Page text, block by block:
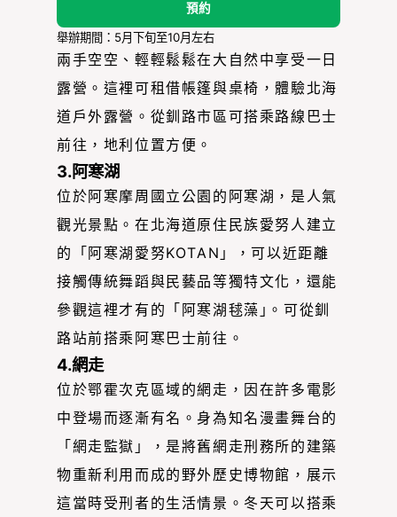
預約
舉辦期間：5月下旬至10月左右
兩手空空、輕輕鬆鬆在大自然中享受一日
露營。這裡可租借帳篷與桌椅，體驗北海
道戶外露營。從釧路市區可搭乘路線巴士
前往，地利位置方便。
3.阿寒湖
位於阿寒摩周國立公園的阿寒湖，是人氣
觀光景點。在北海道原住民族愛努人建立
的「阿寒湖愛努KOTAN」，可以近距離
接觸傳統舞蹈與民藝品等獨特文化，還能
參觀這裡才有的「阿寒湖毬藻｣。可從釧
路站前搭乘阿寒巴士前往。
4.網走
位於鄂霍次克區域的網走，因在許多電影
中登場而逐漸有名。身為知名漫畫舞台的
「網走監獄」，是將舊網走刑務所的建築
物重新利用而成的野外歷史博物館，展示
這當時受刑者的生活情景。冬天可以搭乘